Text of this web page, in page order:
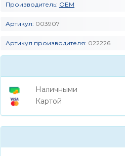
Производитель: OEM
Артикул: 003907
Артикул производителя: 022226
Наличными
Картой